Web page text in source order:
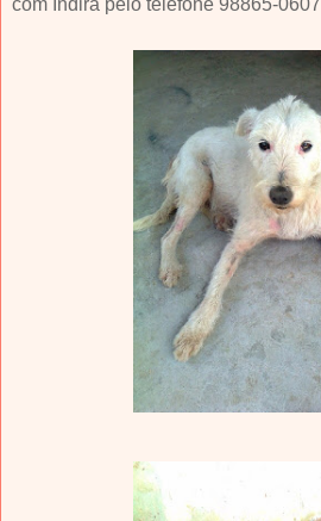
com Indira pelo telefone 98865-0607